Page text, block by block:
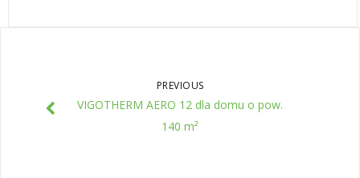
PREVIOUS
VIGOTHERM AERO 12 dla domu o pow.
140 m²